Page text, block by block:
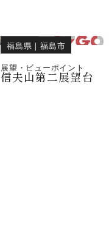
福島県 ｜福島市
展望・ビューポイント
信夫山第二展望台